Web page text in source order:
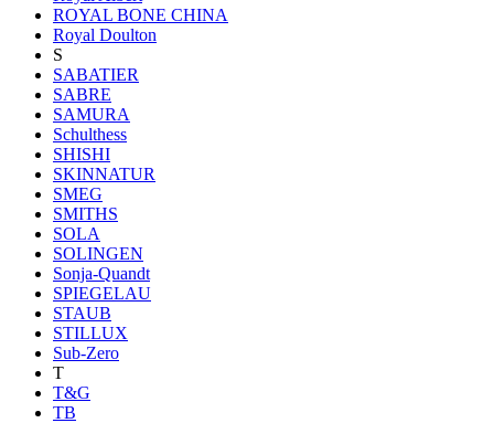
ROYAL BONE CHINA
Royal Doulton
S
SABATIER
SABRE
SAMURA
Schulthess
SHISHI
SKINNATUR
SMEG
SMITHS
SOLA
SOLINGEN
Sonja-Quandt
SPIEGELAU
STAUB
STILLUX
Sub-Zero
T
T&G
TB